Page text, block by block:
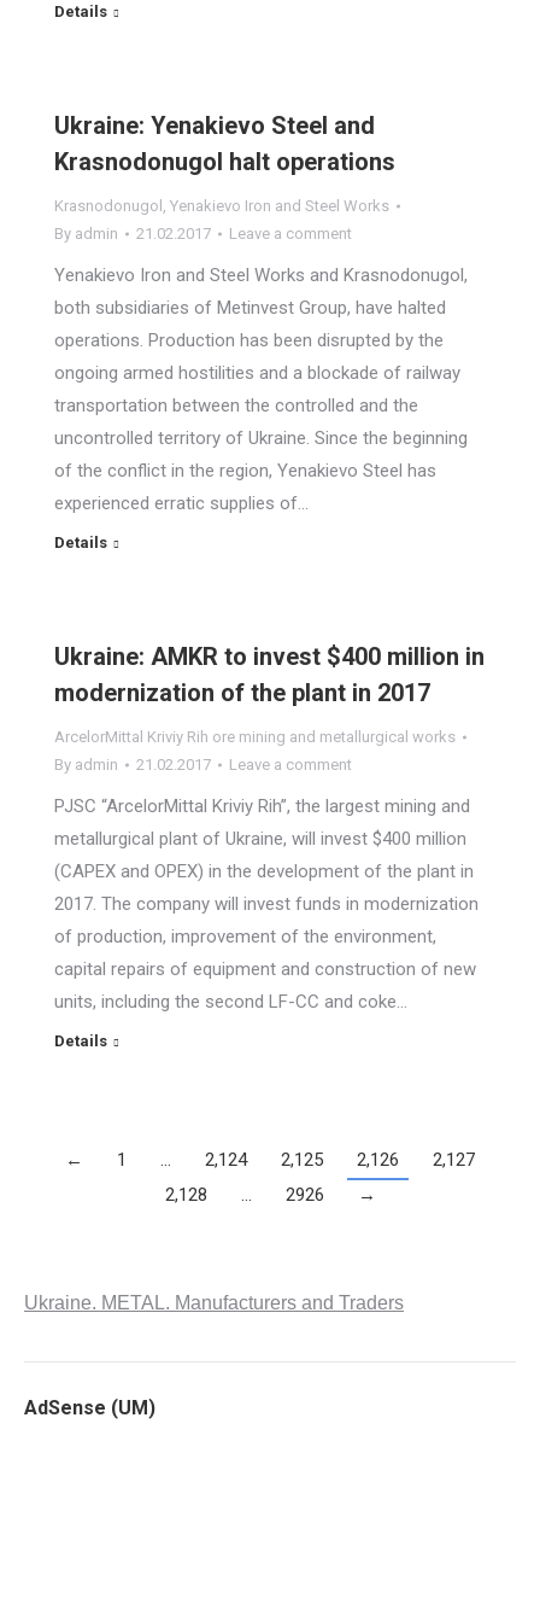
Details
Ukraine: Yenakievo Steel and
Krasnodonugol halt operations
Krasnodonugol , Yenakievo Iron and Steel Works
By admin 21.02.2017 Leave a comment
Yenakievo Iron and Steel Works and Krasnodonugol,
both subsidiaries of Metinvest Group, have halted
operations. Production has been disrupted by the
ongoing armed hostilities and a blockade of railway
transportation between the controlled and the
uncontrolled territory of Ukraine. Since the beginning
of the conflict in the region, Yenakievo Steel has
experienced erratic supplies of…
Details
Ukraine: AMKR to invest $400 million in
modernization of the plant in 2017
ArcelorMittal Kriviy Rih ore mining and metallurgical works
By admin 21.02.2017 Leave a comment
PJSC “ArcelorMittal Kriviy Rih”, the largest mining and
metallurgical plant of Ukraine, will invest $400 million
(CAPEX and OPEX) in the development of the plant in
2017. The company will invest funds in modernization
of production, improvement of the environment,
capital repairs of equipment and construction of new
units, including the second LF-CC and coke…
Details
← 1 … 2,124 2,125 2,126
2,127
2,128
… 2926 →
Ukraine. METAL. Manufacturers and Traders
AdSense (UM)